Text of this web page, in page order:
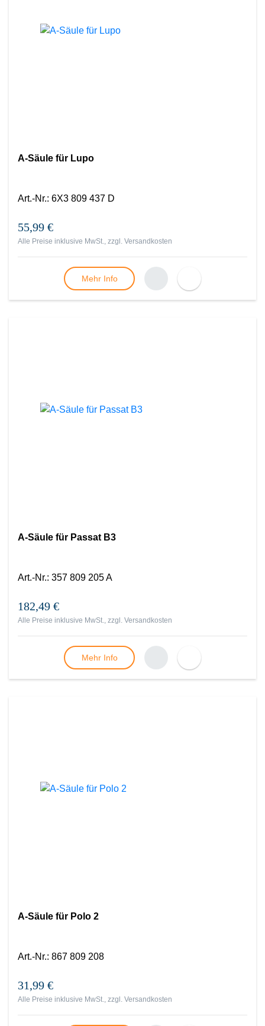
A-Säule für Lupo
Art.-Nr.: 6X3 809 437 D
55,99 €
Alle Preise inklusive MwSt., zzgl. Versandkosten
Mehr Info
A-Säule für Passat B3
Art.-Nr.: 357 809 205 A
182,49 €
Alle Preise inklusive MwSt., zzgl. Versandkosten
Mehr Info
A-Säule für Polo 2
Art.-Nr.: 867 809 208
31,99 €
Alle Preise inklusive MwSt., zzgl. Versandkosten